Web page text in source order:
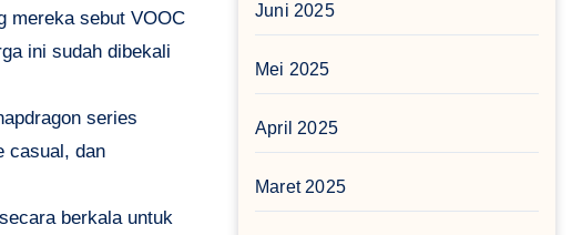
mereka sebut VOOC
ini sudah dibekali
series
casual, dan
berkala untuk
Juni 2025
Mei 2025
April 2025
Maret 2025